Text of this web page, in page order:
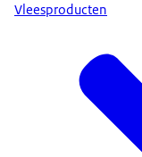
Vleesproducten